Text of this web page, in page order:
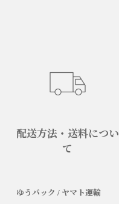
配送方法・送料につい
て
ゆうパック / ヤマト運輸